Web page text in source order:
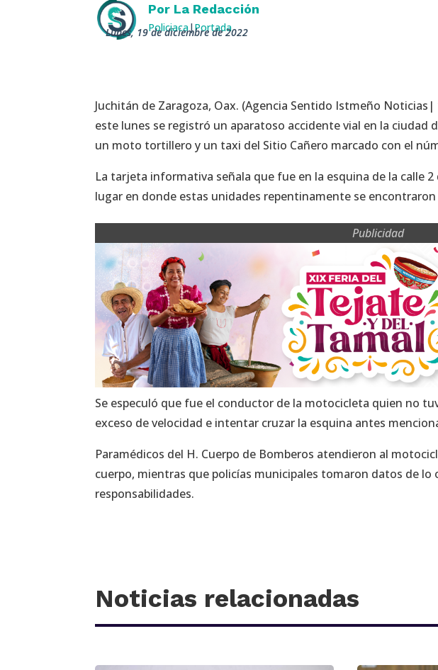
Por La Redacción
Policiaca|Portada
lunes, 19 de diciembre de 2022
Juchitán de Zaragoza, Oax. (Agencia Sentido Istmeño
este lunes se registró un aparatoso accidente vial en la ciudad
un moto tortillero y un taxi del Sitio Cañero marcado con el
La tarjeta informativa señala que fue en la esquina de la calle
lugar en donde estas unidades repentinamente se
Publicidad
Se especuló que fue el conductor de la motocicleta quien no
exceso de velocidad e intentar cruzar la esquina antes
Paramédicos del H. Cuerpo de Bomberos atendieron al
cuerpo, mientras que policías municipales tomaron datos de
responsabilidades.
Noticias relacionadas